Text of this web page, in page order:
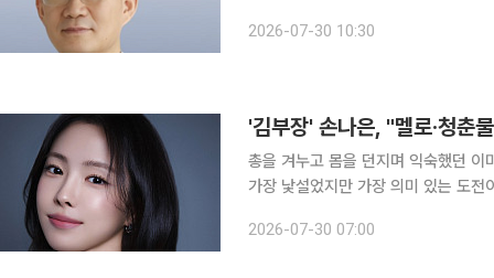
해소되면서 그간 절차적 논란이 제기
2026-07-30 10:30
총을 겨누고 몸을 던지며 익숙했던
가장 낯설었지만 가장 의미 있는 도전이었다. '김부장'은 북한 공작원 출신이라는
션 드라마다. 손나은은 극 중 평범한
2026-07-30 07:00